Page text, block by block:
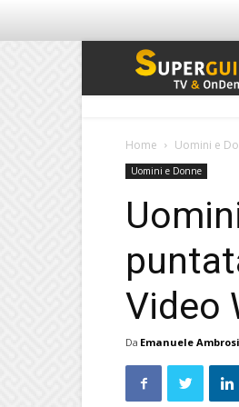
Home Uomini e
Uomini e Donne
Video
Da Emanuele